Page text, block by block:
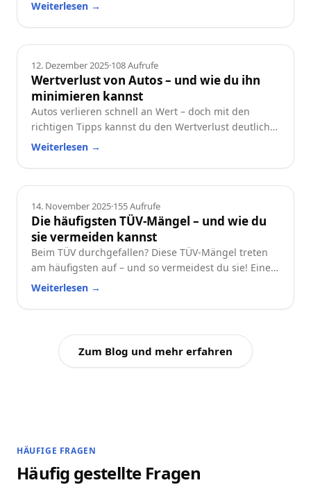
Weiterlesen →
Ratgeber
12. Dezember 2025·108Aufrufe
Wertverlust von Autos – und wie du ihn
minimieren kannst
Autos verlieren schnell an Wert – doch mit den
richtigen Tipps kannst du den Wertverlust deutlich
reduzieren. Erfahre, welche Faktoren besonders
wertstabil hältst.
Weiterlesen →
Ratgeber
14. November 2025·155Aufrufe
Die häufigsten TÜV-Mängel – und wie du
sie vermeiden kannst
Beim TÜV durchgefallen? Diese TÜV-Mängel treten
am häufigsten auf – und so vermeidest du sie! Eine
praktische Checkliste für alle Autofahrer.
Weiterlesen →
Zum Blog und mehr erfahren
HÄUFIGE FRAGEN
Häufig gestellte Fragen